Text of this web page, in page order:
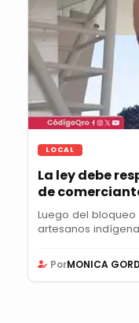
LOCAL
La ley debe
de
Luego del
artesanos
PorMONICA